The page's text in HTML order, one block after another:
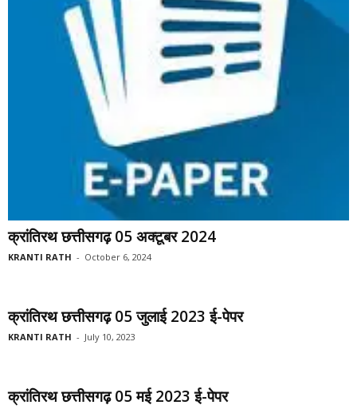
क्रांतिरथ छत्तीसगढ़ 05 अक्टूबर 2024
KRANTI RATH - October 6, 2024
क्रांतिरथ छत्तीसगढ़ 05 जुलाई 2023 ई-पेपर
KRANTI RATH - July 10, 2023
क्रांतिरथ छत्तीसगढ़ 05 मई 2023 ई-पेपर